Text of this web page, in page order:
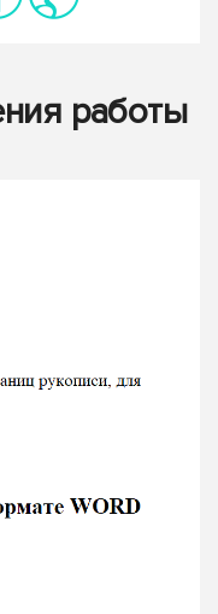
работы